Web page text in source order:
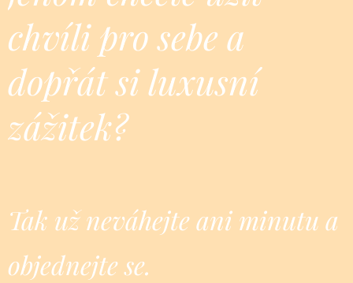
chvíli pro sebe a
dopřát si luxusní
zážitek?
Tak už neváhejte ani minutu a
objednejte se.